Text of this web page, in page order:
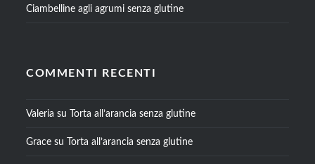
Ciambelline agli agrumi senza glutine
COMMENTI RECENTI
Valeria su Torta all’arancia senza glutine
Grace su Torta all’arancia senza glutine